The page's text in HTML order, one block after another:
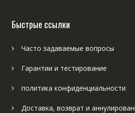
Быстрые ссылки
Часто задаваемые вопросы
Гарантии и тестирование
политика конфиденциальности
Доставка, возврат и